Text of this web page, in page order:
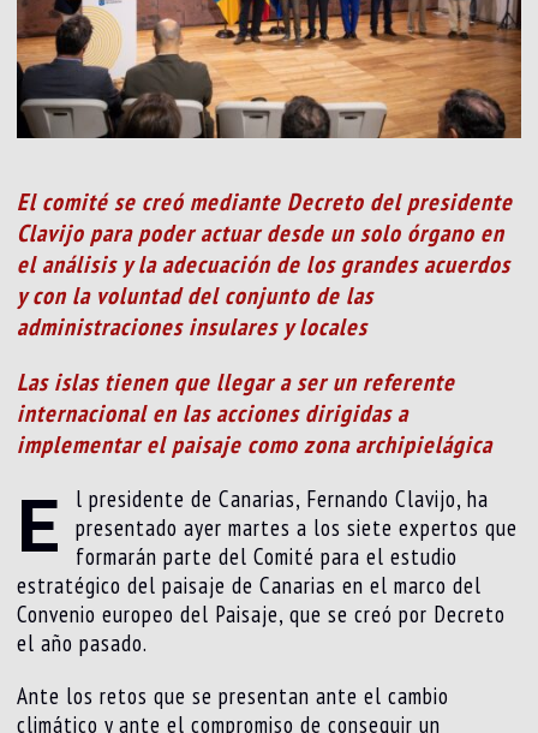
El comité se creó mediante Decreto del presidente
Clavijo para poder actuar desde un solo órgano en
el análisis y la adecuación de los grandes acuerdos
y con la voluntad del conjunto de las
administraciones insulares y locales
Las islas tienen que llegar a ser un referente
internacional en las acciones dirigidas a
implementar el paisaje como zona archipielágica
E
l presidente de Canarias, Fernando Clavijo, ha
presentado ayer martes a los siete expertos que
formarán parte del Comité para el estudio
estratégico del paisaje de Canarias en el marco del
Convenio europeo del Paisaje, que se creó por Decreto
el año pasado.
Ante los retos que se presentan ante el cambio
climático y ante el compromiso de conseguir un